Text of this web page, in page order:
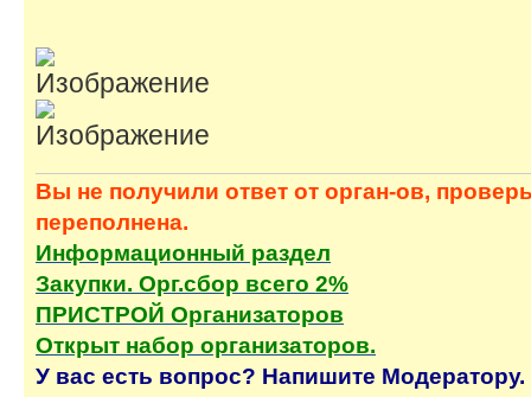
Вы не получили ответ от орган-ов,
переполнена.
Информационный раздел
Закупки. Орг.сбор всего 2%
ПРИСТРОЙ Организаторов
Открыт набор организаторов.
У вас есть вопрос? Напишите Модератору.